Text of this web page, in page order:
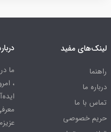
لینک‌های مفید
راهنما
درباره ما
تماس با ما
حریم خصوصی
ما
،